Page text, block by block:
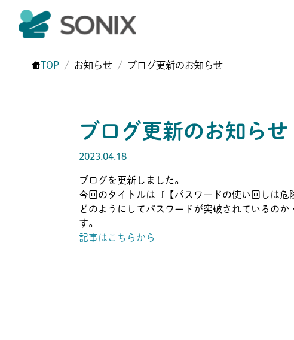
TOP お知らせ ブログ更新のお知らせ
ブログ更新のお知らせ
2023.04.18
ブログを更新しました。
今回のタイトルは『【パスワードの使い回しは危
どのようにしてパスワードが突破されているの
す。
記事はこちらから